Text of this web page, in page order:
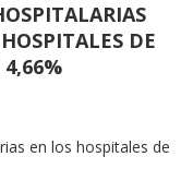
DE
4,66%
en los hospitales de